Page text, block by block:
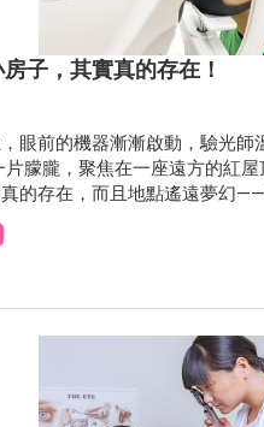
子，其實真的存在！
眼前的機器漸漸啟動，驗光
朦朧，聚焦在一座遠方的紅
的存在，而且地點遙遠夢幻
悠久、風景如畫的真實教堂。